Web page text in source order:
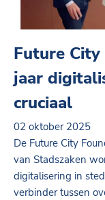
Future
jaar
cruciaal
02 oktober 2025
De Future City
van Stadszaken
digitalisering in
verbinder tussen